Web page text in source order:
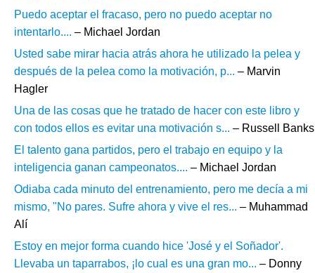
Puedo aceptar el fracaso, pero no puedo aceptar no
intentarlo.... – Michael Jordan
Usted sabe mirar hacia atrás ahora he utilizado la pelea y
después de la pelea como la motivación, p... – Marvin
Hagler
Una de las cosas que he tratado de hacer con este libro y
con todos ellos es evitar una motivación s... – Russell Banks
El talento gana partidos, pero el trabajo en equipo y la
inteligencia ganan campeonatos.... – Michael Jordan
Odiaba cada minuto del entrenamiento, pero me decía a mi
mismo, "No pares. Sufre ahora y vive el res... – Muhammad
Alí
Estoy en mejor forma cuando hice 'José y el Soñador'.
Llevaba un taparrabos, ¡lo cual es una gran mo... – Donny